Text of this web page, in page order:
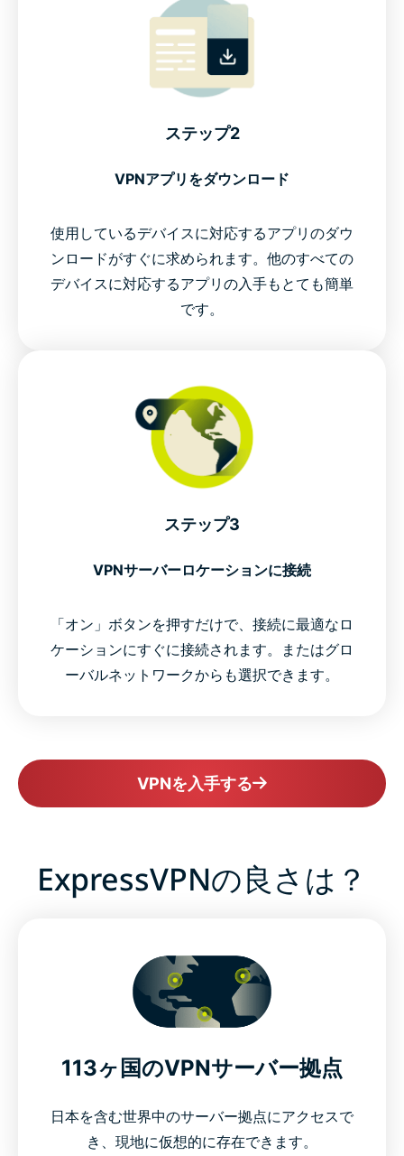
ステップ2
VPNアプリをダウンロード
使用しているデバイスに対応するアプリのダウ
ンロードがすぐに求められます。他のすべての
デバイスに対応するアプリの入手もとても簡単
です。
ステップ3
VPNサーバーロケーションに接続
「オン」ボタンを押すだけで、接続に最適なロ
ケーションにすぐに接続されます。またはグロ
ーバルネットワークからも選択できます。
VPNを入手する
ExpressVPNの良さは？
113ヶ国のVPNサーバー拠点
日本を含む世界中のサーバー拠点にアクセスで
き、現地に仮想的に存在できます。